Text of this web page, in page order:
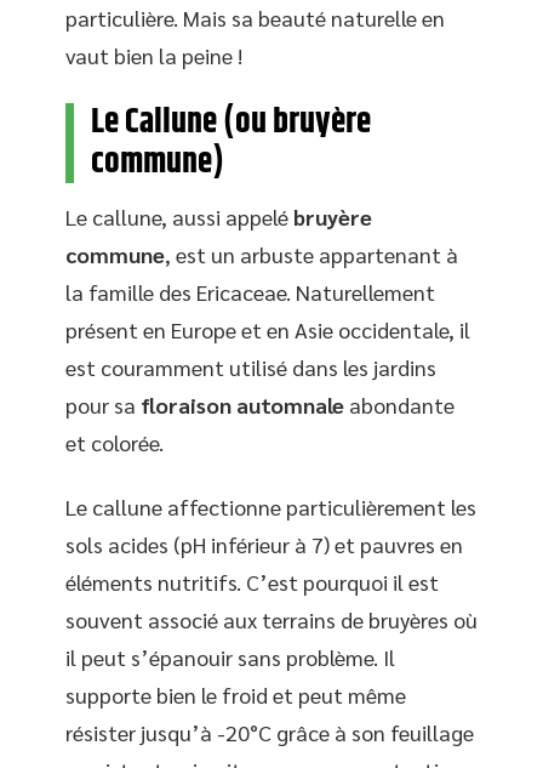
particulière. Mais sa beauté naturelle en
vaut bien la peine !
Le Callune (ou bruyère
commune)
Le callune, aussi appelé bruyère
commune, est un arbuste appartenant à
la famille des Ericaceae. Naturellement
présent en Europe et en Asie occidentale, il
est couramment utilisé dans les jardins
pour sa floraison automnale abondante
et colorée.
Le callune affectionne particulièrement les
sols acides (pH inférieur à 7) et pauvres en
éléments nutritifs. C’est pourquoi il est
souvent associé aux terrains de bruyères où
il peut s’épanouir sans problème. Il
supporte bien le froid et peut même
résister jusqu’à -20°C grâce à son feuillage